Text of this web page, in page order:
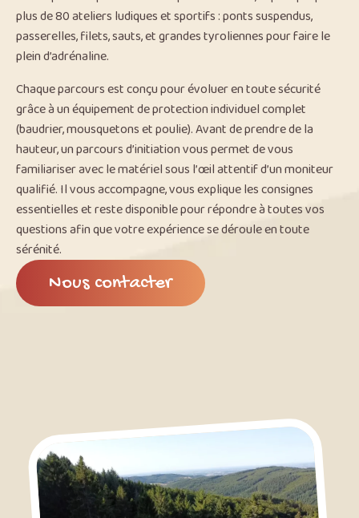
plus de 80 ateliers ludiques et sportifs : ponts suspendus,
passerelles, filets, sauts, et grandes tyroliennes pour faire le
plein d’adrénaline.
Chaque parcours est conçu pour évoluer en toute sécurité
grâce à un équipement de protection individuel complet
(baudrier, mousquetons et poulie). Avant de prendre de la
hauteur, un parcours d’initiation vous permet de vous
familiariser avec le matériel sous l’œil attentif d’un moniteur
qualifié. Il vous accompagne, vous explique les consignes
essentielles et reste disponible pour répondre à toutes vos
questions afin que votre expérience se déroule en toute
sérénité.
Nous contacter